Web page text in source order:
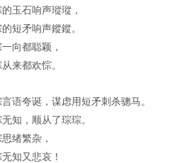
玉石响声瑽瑽，
短矛响声鏦鏦。
向都聪颖，
来都欢悰。
语夸诞，谋虑用短矛刺杀骢马。
知，顺从了琮琮。
绪繁杂，
知又悲哀！